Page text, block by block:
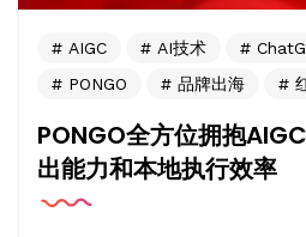
AIGC AI技术
PONGO
品牌出海
PONGO全方位拥抱
出能力和本地执行效率